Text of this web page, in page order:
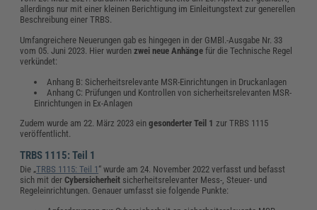
allerdings nur mit einer kleinen Berichtigung im Einleitungstext zur generellen
Beschreibung einer TRBS.
Umfangreichere Neuerungen gab es hingegen in der GMBl.-Ausgabe Nr. 33
vom 05. Juni 2023. Hier wurdenzwei neue Anhänge für die Technische Regel
verkündet:
Anhang B: Sicherheitsrelevante MSR-Einrichtungen in Druckanlagen
Anhang C: Prüfungen und Kontrollen von sicherheitsrelevanten MSR-
Einrichtungen in Ex-Anlagen
Zudem wurde am 22. März 2023 eingesonderter Teil 1 zur TRBS 1115
veröffentlicht.
TRBS 1115: Teil 1
Die „TRBS 1115: Teil 1 “ wurde am 24. November 2022 verfasst und befasst
sich mit derCybersicherheit sicherheitsrelevanter Mess-, Steuer- und
Regeleinrichtungen. Genauer umfasst sie folgende Punkte: